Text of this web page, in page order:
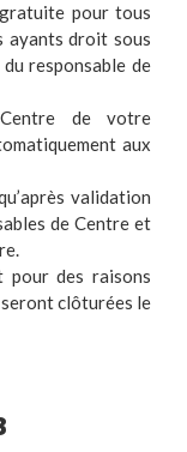
pour tous
ayants droit sous
responsable de
de votre
aux
validation
de Centre et
pour des raisons
clôturées le